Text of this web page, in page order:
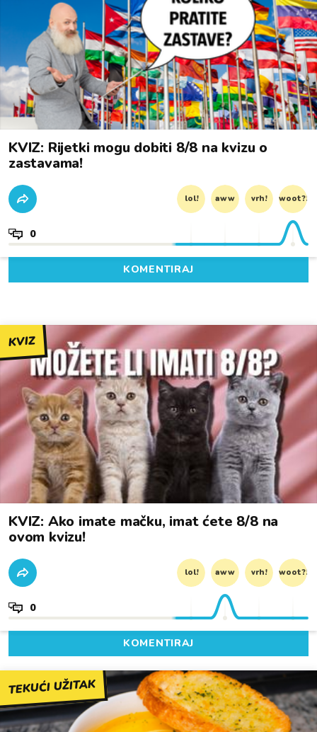
KVIZ: Rijetki mogu dobiti 8/8 na kvizu o
zastavama!
lol! aww vrh! woot?!
0
KOMENTIRAJ
KVIZ
KVIZ: Ako imate mačku, imat ćete 8/8 na
ovom kvizu!
lol! aww vrh! woot?!
0
KOMENTIRAJ
TEKUĆI UŽITAK